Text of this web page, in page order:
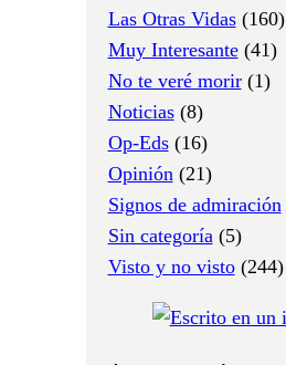
Las Otras Vidas(160)
Muy Interesante(41)
No te veré morir(1)
Noticias(8)
Op-Eds(16)
Opinión (21)
Signos de admiración
Sin categoría (5)
Visto y no visto(244)